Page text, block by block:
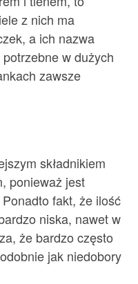
z nich ma
a ich nazwa
w dużych
zawsze
składnikiem
ponieważ jest
fakt, że ilość
niska, nawet w
że bardzo często
jak niedobory